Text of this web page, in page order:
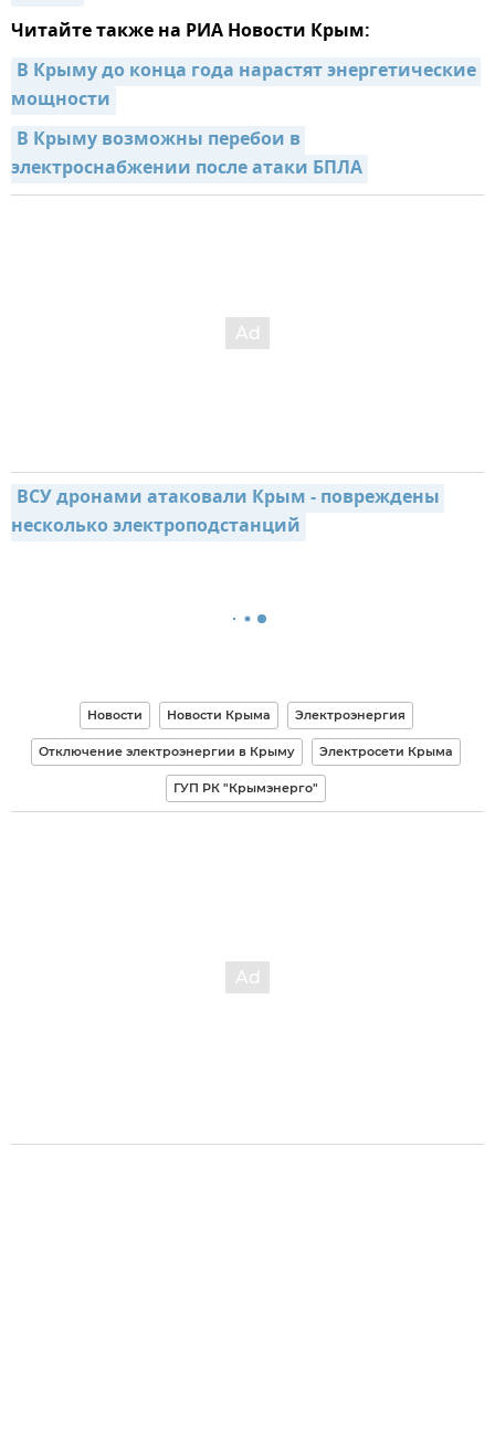
Читайте также на РИА Новости Крым:
В Крыму до конца года нарастят энергетические
мощности
В Крыму возможны перебои в
электроснабжении после атаки БПЛА
ВСУ дронами атаковали Крым - повреждены
несколько электроподстанций
Новости Новости Крыма Электроэнергия
Отключение электроэнергии в Крыму Электросети Крыма
ГУП РК "Крымэнерго"